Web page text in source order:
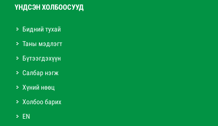
ҮНДСЭН ХОЛБООСУУД
Бидний тухай
Таны мэдлэгт
Бүтээгдэхүүн
Салбар нэгж
Хүний нөөц
Холбоо барих
EN